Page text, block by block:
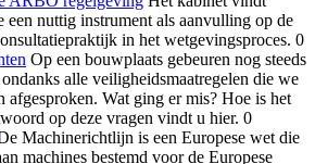
een nuttig instrument als aanvulling op de
in het wetgevingsproces. 0
Op een bouwplaats gebeuren nog steeds
alle veiligheidsmaatregelen die we
afgesproken. Wat ging er mis? Hoe is het
op deze vragen vindt u hier. 0
Machinerichtlijn is een Europese wet die
machines bestemd voor de Europese